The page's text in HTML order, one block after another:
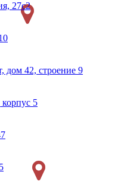
27с2
дом 42, строение 9
5